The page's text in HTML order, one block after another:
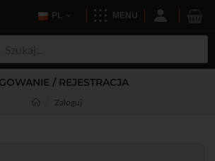
PL MENU
/ REJESTRACJA
Zaloguj